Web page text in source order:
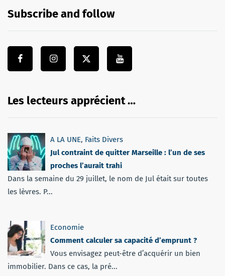
Subscribe and follow
Les lecteurs apprécient …
A LA UNE, Faits Divers
Jul contraint de quitter Marseille : l’un de ses
proches l’aurait trahi
Dans la semaine du 29 juillet, le nom de Jul était sur toutes
les lèvres. P...
Economie
Comment calculer sa capacité d’emprunt ?
Vous envisagez peut-être d’acquérir un bien
immobilier. Dans ce cas, la pré...